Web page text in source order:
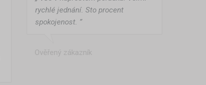
rychlé jednání. Sto procent
spokojenost. ”
Ověřený zákazník